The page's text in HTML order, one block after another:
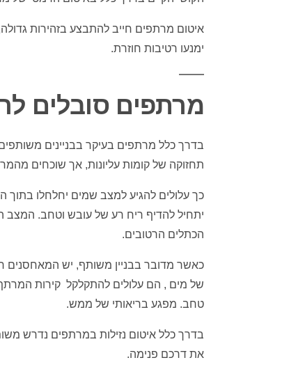
איטום מרתפים חייב להתבצע בזהירות
ימנעו רטיבות חוזרת.
מרתפים סובלים
בדרך כלל מרתפים בעיקר בבניינים
תחזוקה של קומות עליונות, אך שוכחים
כך עלולים להגיע למצב שמים יחלחלו
יתחיל להדיף ריח רע של עובש וטחב. המצב
הכתלים הרטובים.
כאשר מדובר בבניין משותף, יש המאחסנים
של מים , הם עלולים להתקלקל קירות המרתף
טחב. מפגע בריאותי של ממש.
בדרך כלל איטום נזילות במרתפים נדרש
את דרכם פנימה.